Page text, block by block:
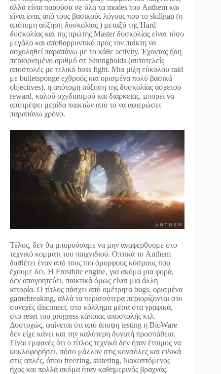
αλλά είναι παρούσα σε όλα τα modes του Anthem και
είναι ένας από τους βασικούς λόγους που το skillgap (η
απότομη αύξηση δυσκολίας ) μεταξύ της Hard
δυσκολίας και της πρώτης Master δυσκολίας είναι τόσο
μεγάλο και αποθαρρυντικό προς τον παίκτη να
ασχοληθεί παραπάνω με το κάθε activity. Έχοντας ήδη
περιορισμένο αριθμό σε Strongholds (αυτοτελείς
αποστολές με τελικό boss fight. Μια μίξη εύκολου raid
με bulletsponge εχθρούς και ορισμένα πολύ βασικά
objectives), η απότομη αύξηση της δυσκολίας άσχετου
reward, καλού σχεδιασμού και διάρκειας, μπορεί να
αποτρέψει μερίδα παικτών από το να αφιερώσει
παραπάνω χρόνο.
Τέλος, δεν θα μπορούσαμε να μην αναφερθούμε στο
τεχνικό κομμάτι του παιχνιδιού. Οπτικά το Anthem
διαθέτει έναν από τους πιο όμορφους κόσμους που
έχουμε δει. Η Frostbite engine, για ακόμα μια φορά,
δεν απογοητεύει, παικτικά όμως είναι μια άλλη
ιστορία. Ο τίτλος πάσχει από αμέτρητα bugs, ορισμένα
gamebreaking, αλλά τα περισσότερα περιορίζονται στο
συνεχές disconect, στο κόλλημα μέσα στα γραφικά,
στο reset του progress κάποιας αποστολής κτλ.
Δυστυχώς, φαίνεται ότι από άποψη testing η BioWare
δεν είχε κάνει και την καλύτερη δυνατή προσπάθεια.
Είναι εμφανές ότι ο τίτλος τεχνικά δεν ήταν έτοιμος να
κυκλοφορήσει, πόσο μάλλον στις κονσόλες και ειδικά
στις απλές, όπου freezing, statering, διακοπτόμενος
ήχος και πολλά ακόμα ήταν καθημερινός βραχνάς.